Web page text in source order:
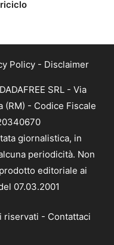
Policy - Disclaimer
SRL - Via
(RM) - Codice Fiscale
giornalistica, in
periodicità. Non
editoriale ai
07.03.2001
riservati - Contattaci